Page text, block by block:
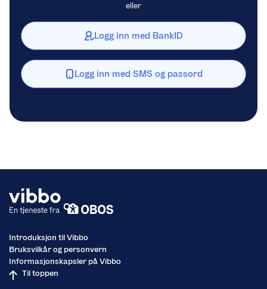
eller
Logg inn med BankID
Logg inn med SMS og passord
Introduksjon til Vibbo
Bruksvilkår og personvern
Informasjonskapsler på Vibbo
Til toppen